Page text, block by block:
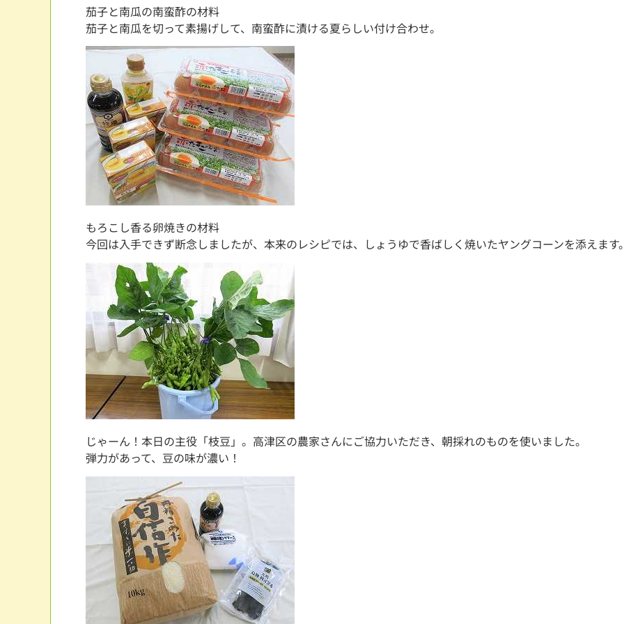
茄子と南瓜の南蛮酢の材料
茄子と南瓜を切って素揚げして、南蛮酢に漬ける夏らしい付け合わせ。
もろこし香る卵焼きの材料
今回は入手できず断念しましたが、本来のレシピでは、しょうゆで香ばしく焼いたヤングコーンを添えます
じゃーん！本日の主役「枝豆」。高津区の農家さんにご協力いただき、朝採れのものを使いました。
弾力があって、豆の味が濃い！